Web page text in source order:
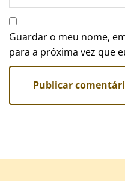
Guardar o meu nome,
para a próxima vez que